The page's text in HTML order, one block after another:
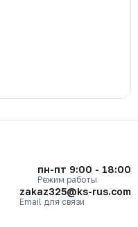
пн-пт 9:00 - 18:00
Режим работы
zakaz325@ks-rus.com
Email для связи